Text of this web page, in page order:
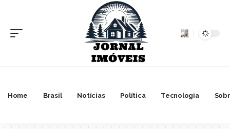
Home Brasil Notícias Política Tecnologia